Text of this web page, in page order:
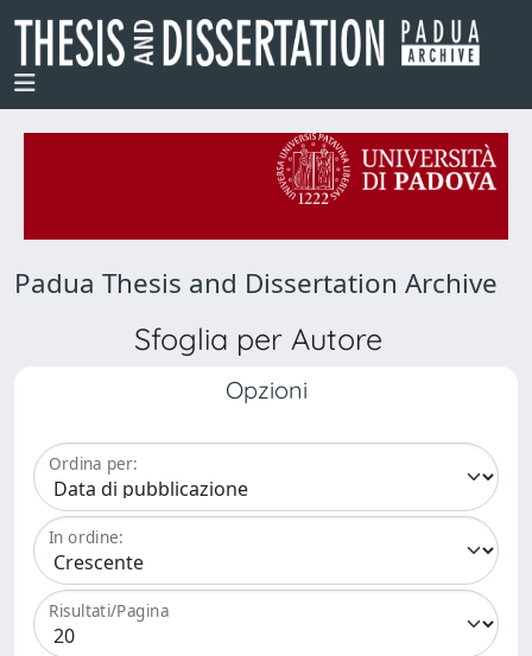
Padua Thesis and Dissertation Archive
Sfoglia per Autore
Opzioni
Ordina per:
In ordine:
Risultati/Pagina